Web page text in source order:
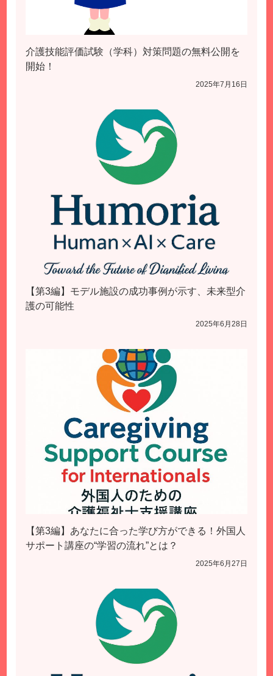
介護技能評価試験（学科）対策問題の無料公開を
開始！
2025年7月16日
【第3編】モデル施設の成功事例が示す、未来型介
護の可能性
2025年6月28日
【第3編】あなたに合った学び方ができる！外国人
サポート講座の“学習の流れ”とは？
2025年6月27日